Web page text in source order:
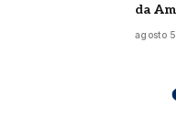
da
agosto